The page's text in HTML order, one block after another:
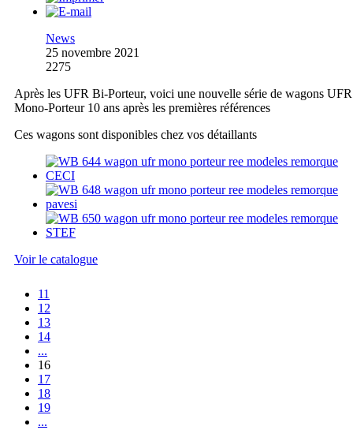
News
25 novembre 2021
2275
Après les UFR Bi-Porteur, voici une nouvelle série de wagons UFR
Mono-Porteur 10 ans après les premières références
Ces wagons sont disponibles chez vos détaillants
Voir le catalogue
11
12
13
14
...
16
17
18
19
...